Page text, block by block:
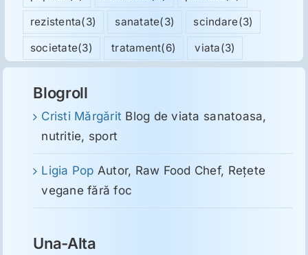
rezistenta(3) sanatate(3) scindare(3)
societate(3) tratament(6) viata(3)
Blogroll
Cristi Mărgărit Blog de viata sanatoasa,
nutritie, sport
Ligia Pop Autor, Raw Food Chef, Reţete
vegane fără foc
Una-Alta